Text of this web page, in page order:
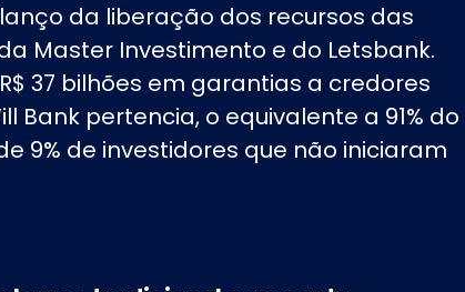
da liberação dos recursos das
Master Investimento e do Letsbank.
37 bilhões em garantias a credores
Bank pertencia, o equivalente a 91% do
9% de investidores que não iniciaram